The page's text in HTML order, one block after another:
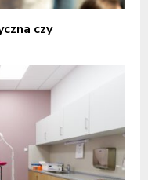
czy